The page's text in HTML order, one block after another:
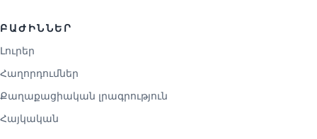
ԲԱԺԻՆՆԵՐ
Լուրեր
Հաղորդումներ
Քաղաքացիական լրագրություն
Հայկական